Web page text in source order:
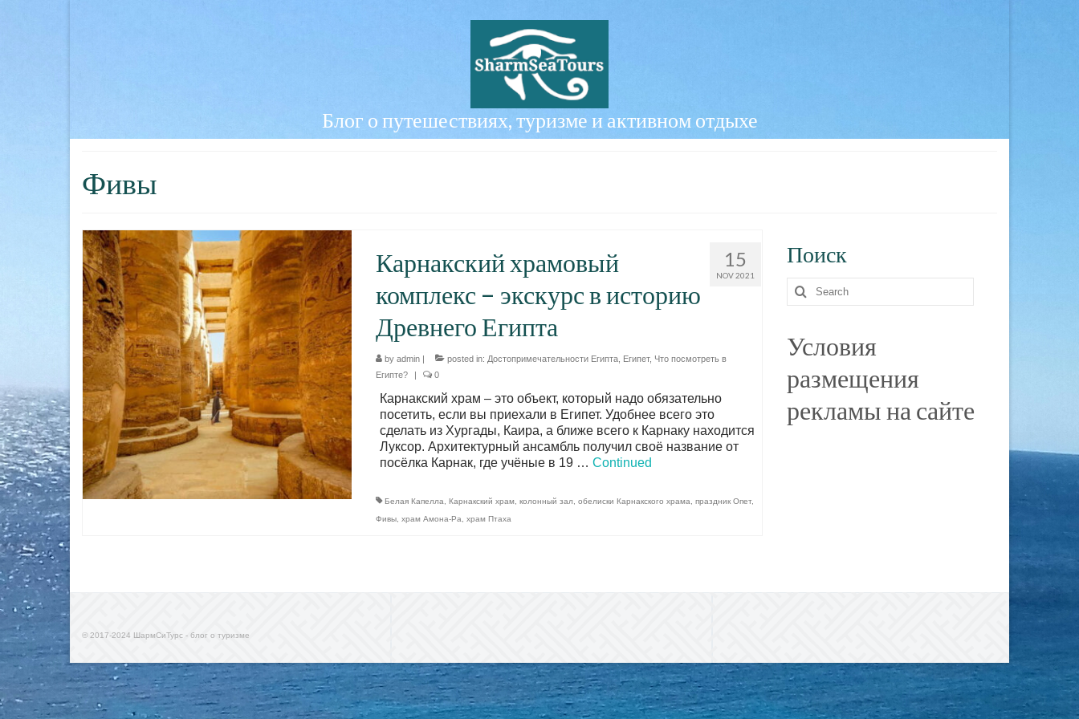
Блог о путешествиях, туризме и активном отдыхе
Фивы
15
NOV 2021
Карнакский храмовый
комплекс – экскурс в историю
Древнего Египта
by admin| posted in: Достопримечательности Египта, Египет, Что посмотреть в
Египте?
| 0
Карнакский храм – это объект, который надо обязательно
посетить, если вы приехали в Египет. Удобнее всего это
сделать из Хургады, Каира, а ближе всего к Карнаку находится
Луксор. Архитектурный ансамбль получил своё название от
посёлка Карнак, где учёные в 19 … Continued
Белая Капелла Карнакский храм, колонный зал обелиски Карнакского храма праздник Опет,
Фивы, храм Амона-Ра храм Птаха
Поиск
Search
for:
Условия
размещения
рекламы на сайте
© 2017-2024 ШармСиТурс - блог о туризме